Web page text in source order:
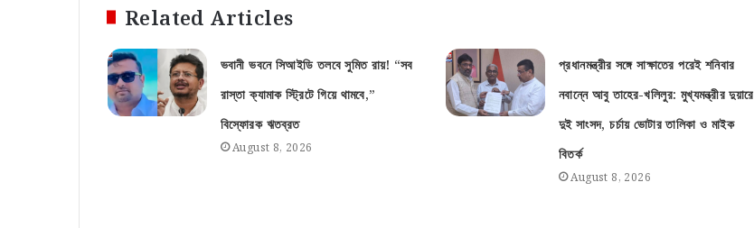
Related Articles
ভবানী ভবনে সিআইডি তলবে সুমিত রায়! “সব
রাস্তা ক্যামাক স্ট্রিটে গিয়ে থামবে,”
বিস্ফোরক ঋতব্রত
August 8, 2026
প্রধানমন্ত্রীর সঙ্গে সাক্ষাতের পরেই শনিবার
নবান্নে আবু তাহের-খলিলুর: মুখ্যমন্ত্রীর দুয়ারে
দুই সাংসদ, চর্চায় ভোটার তালিকা ও মাইক
বিতর্ক
August 8, 2026